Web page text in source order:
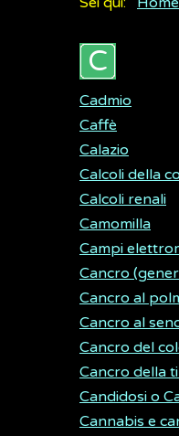
Cadmio
Caffè
Calazio
Calcoli della
Calcoli renali
Camomilla
Campi
Cancro
Cancro al
Cancro al
Cancro del
Cancro della
Candidosi o
Cannabis e